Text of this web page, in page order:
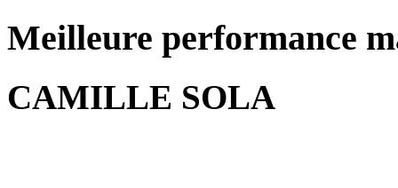
Meilleure performance
CAMILLE SOLA